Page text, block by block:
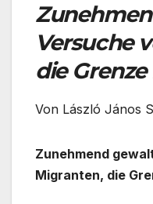
Versuche
die
Von László János
Zunehmend
Migranten, die